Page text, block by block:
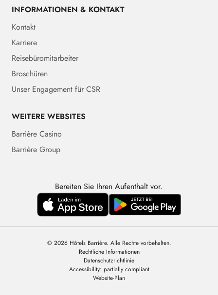
INFORMATIONEN & KONTAKT
Kontakt
Karriere
Reisebüromitarbeiter
Broschüren
Unser Engagement für CSR
WEITERE WEBSITES
Barrière Casino
Barrière Group
Bereiten Sie Ihren Aufenthalt vor.
© 2026 Hôtels Barrière. Alle Rechte vorbehalten.
Rechtliche Informationen
Datenschutzrichtlinie
Accessibility: partially compliant
Website-Plan